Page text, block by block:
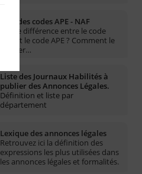
Liste des codes APE - NAF
Quelle différence entre le code
NAF et le code APE ? Comment le
trouver…
Liste des Journaux Habilités à
publier des Annonces Légales.
Définition et liste par
département
Lexique des annonces légales
Retrouvez ici la définition des
expressions les plus utilisées dans
les annonces légales et formalités.